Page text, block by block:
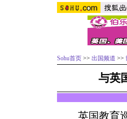
Sohu首页 >> 出国频道 >>
与英
英国教育巡